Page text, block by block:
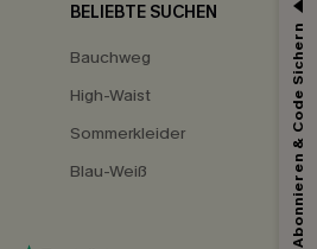
BELIEBTE SUCHEN
Bauchweg
High-Waist
Sommerkleider
Blau-Weiß
Abonnieren & Code Sichern